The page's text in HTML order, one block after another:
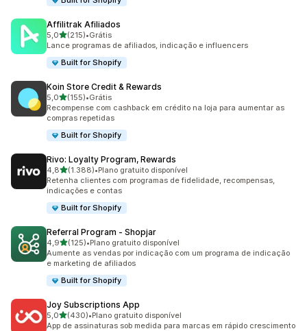
Affilitrak Afiliados
5,0de 5 estrelas
(215)
215 avaliações ao todo
•Grátis
Lance programas de afiliados, indicação e influencers
Built for Shopify
Koin Store Credit & Rewards
5,0de 5 estrelas
(155)
155 avaliações ao todo
•Grátis
Recompense com cashback em crédito na loja para aumentar as
compras repetidas
Built for Shopify
Rivo: Loyalty Program, Rewards
4,8de 5 estrelas
(1.388)
1388 avaliações ao todo
•Plano gratuito disponível
Retenha clientes com programas de fidelidade, recompensas,
indicações e contas
Built for Shopify
Referral Program ‑ Shopjar
4,9de 5 estrelas
(125)
125 avaliações ao todo
•Plano gratuito disponível
Aumente as vendas por indicação com um programa de indicação
e marketing de afiliados
Built for Shopify
Joy Subscriptions App
5,0de 5 estrelas
(430)
430 avaliações ao todo
•Plano gratuito disponível
App de assinaturas sob medida para marcas em rápido crescimento